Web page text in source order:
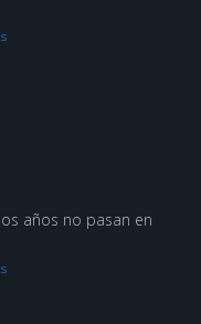
años no pasan en